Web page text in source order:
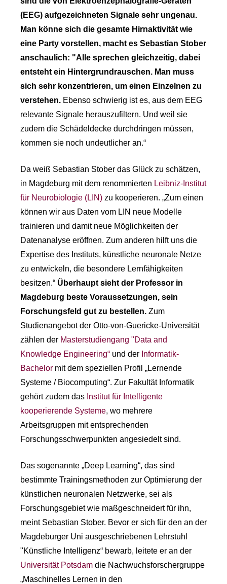
(EEG) aufgezeichneten Signale sehr ungenau.
Man könne sich die gesamte Hirnaktivität wie
eine Party vorstellen, macht es Sebastian Stober
anschaulich: "Alle sprechen gleichzeitig, dabei
entsteht ein Hintergrundrauschen. Man muss
sich sehr konzentrieren, um einen Einzelnen zu
verstehen. Ebenso schwierig ist es, aus dem EEG
relevante Signale herauszufiltern. Und weil sie
zudem die Schädeldecke durchdringen müssen,
kommen sie noch undeutlicher an.“
Da weiß Sebastian Stober das Glück zu schätzen,
in Magdeburg mit dem renommierten Leibniz-Institut
für Neurobiologie (LIN) zu kooperieren. „Zum einen
können wir aus Daten vom LIN neue Modelle
trainieren und damit neue Möglichkeiten der
Datenanalyse eröffnen. Zum anderen hilft uns die
Expertise des Instituts, künstliche neuronale Netze
zu entwickeln, die besondere Lernfähigkeiten
besitzen.“ Überhaupt sieht der Professor in
Magdeburg beste Voraussetzungen, sein
Forschungsfeld gut zu bestellen. Zum
Studienangebot der Otto-von-Guericke-Universität
zählen der Masterstudiengang "Data and
Knowledge Engineering“ und der Informatik-
Bachelor mit dem speziellen Profil „Lernende
Systeme / Biocomputing“. Zur Fakultät Informatik
gehört zudem das Institut für Intelligente
kooperierende Systeme, wo mehrere
Arbeitsgruppen mit entsprechenden
Forschungsschwerpunkten angesiedelt sind.
Das sogenannte „Deep Learning“, das sind
bestimmte Trainingsmethoden zur Optimierung der
künstlichen neuronalen Netzwerke, sei als
Forschungsgebiet wie maßgeschneidert für ihn,
meint Sebastian Stober. Bevor er sich für den an der
Magdeburger Uni ausgeschriebenen Lehrstuhl
"Künstliche Intelligenz“ bewarb, leitete er an der
Universität Potsdam die Nachwuchsforschergruppe
„Maschinelles Lernen in den